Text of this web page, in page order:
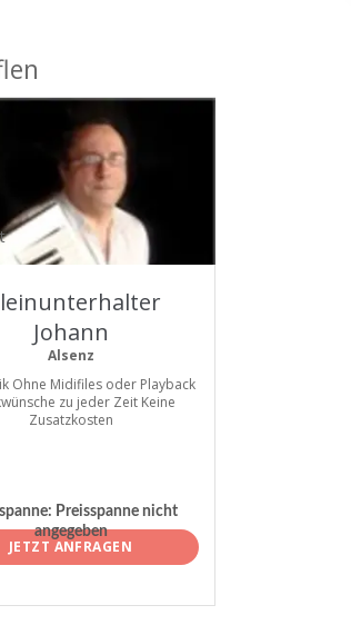
Johann
Alsenz
Ohne Midifiles oder Playback
zu jeder Zeit Keine
Zusatzkosten
Preisspanne nicht
angegeben
JETZT ANFRAGEN